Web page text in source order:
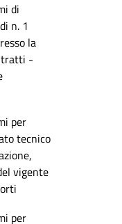
di
n. 1
la
-
per
tecnico
vigente
per